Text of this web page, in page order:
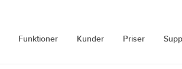
Funktioner Kunder Priser